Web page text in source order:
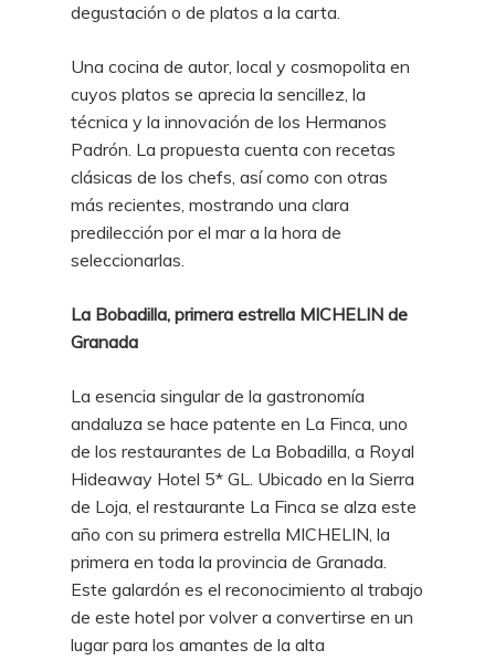
degustación o de platos a la carta.
Una cocina de autor, local y cosmopolita en
cuyos platos se aprecia la sencillez, la
técnica y la innovación de los Hermanos
Padrón. La propuesta cuenta con recetas
clásicas de los chefs, así como con otras
más recientes, mostrando una clara
predilección por el mar a la hora de
seleccionarlas.
La Bobadilla, primera estrella MICHELIN de
Granada
La esencia singular de la gastronomía
andaluza se hace patente en La Finca, uno
de los restaurantes de La Bobadilla, a Royal
Hideaway Hotel 5* GL. Ubicado en la Sierra
de Loja, el restaurante La Finca se alza este
año con su primera estrella MICHELIN, la
primera en toda la provincia de Granada.
Este galardón es el reconocimiento al trabajo
de este hotel por volver a convertirse en un
lugar para los amantes de la alta